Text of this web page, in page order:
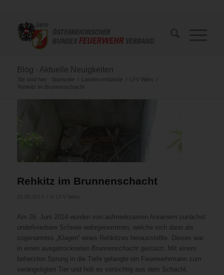
Blog - Aktuelle Neuigkeiten
Sie sind hier: Startseite / Landesverbände / LFV Wien
/
Rehkitz im Brunnenschacht
Rehkitz im Brunnenschacht
Am 26. Juni 2014 wurden von aufmerksamen Anrainern zunächst
undefinierbare Schreie wahrgenommen, welche sich dann als
sogenanntes „Klagen“ eines Rehkitzes herausstellte. Dieses war
in einen ausgetrockneten Brunnenschacht gestürzt. Mit einem
beherzten Sprung in die Tiefe gelangte ein Feuerwehrmann zum
verängstigten Tier und hob es vorsichtig aus dem Schacht.